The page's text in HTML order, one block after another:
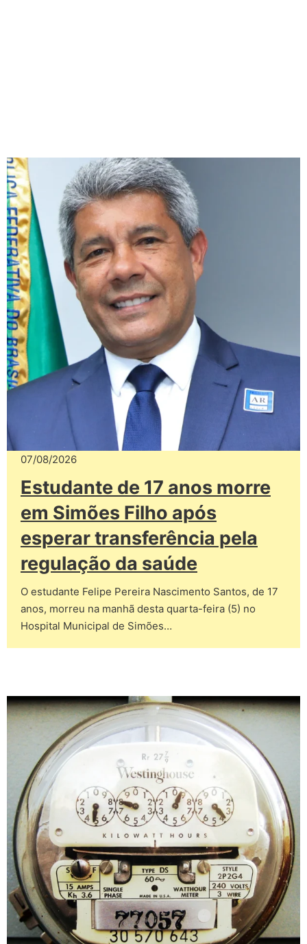
07/08/2026
Estudante de 17 anos morre
em Simões Filho após
esperar transferência pela
regulação da saúde
O estudante Felipe Pereira Nascimento Santos, de 17
anos, morreu na manhã desta quarta-feira (5) no
Hospital Municipal de Simões…